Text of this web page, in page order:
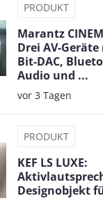
PRODUKT
Marantz
Drei AV-
Bit-DAC,
Audio und ...
vor 3 Tagen
PRODUKT
KEF LS LUXE:
Designobjekt